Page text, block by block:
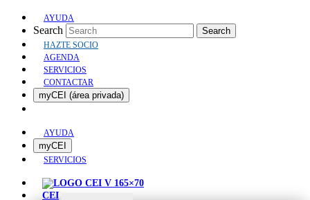
AYUDA
Search Search
HAZTE SOCIO
AGENDA
SERVICIOS
CONTACTAR
myCEI (área privada)
AYUDA
myCEI
SERVICIOS
CEI